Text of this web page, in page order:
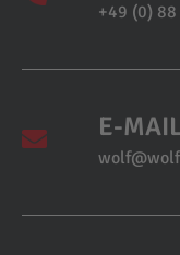
+49 (0)
E-